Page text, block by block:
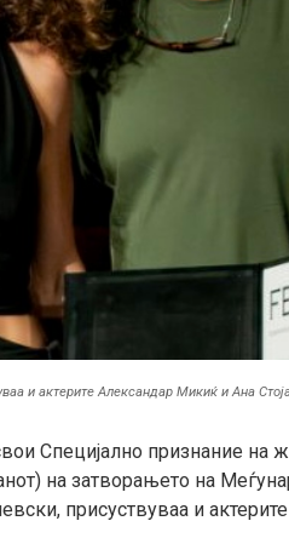
и актерите Александар Микиќ и Ана
Специјално признание
назатворањето на М
присуствуваа и